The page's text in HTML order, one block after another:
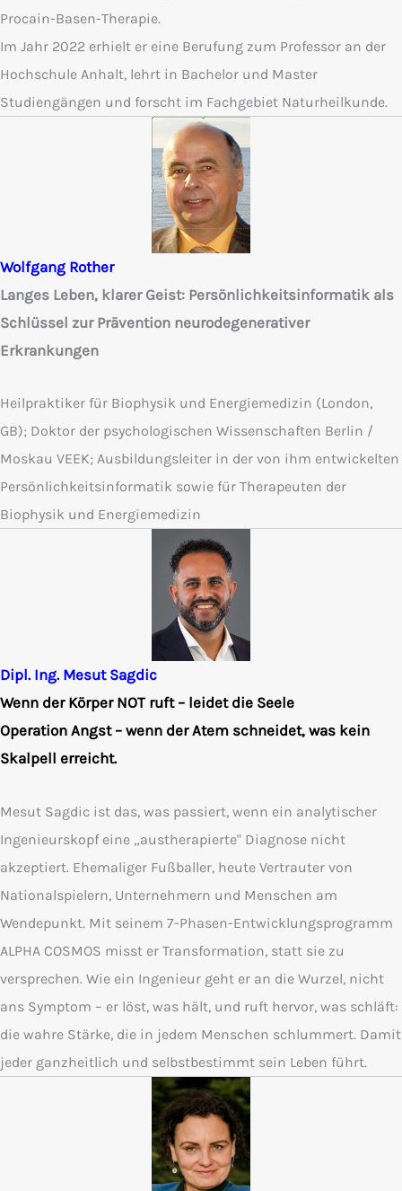
Procain-Basen-Therapie.
Im Jahr 2022 erhielt er eine Berufung zum Professor an der
Hochschule Anhalt, lehrt in Bachelor und Master
Studiengängen und forscht im Fachgebiet Naturheilkunde.
Wolfgang Rother
Langes Leben, klarer Geist: Persönlichkeitsinformatik als
Schlüssel zur Prävention neurodegenerativer
Erkrankungen
Heilpraktiker für Biophysik und Energiemedizin (London,
GB); Doktor der psychologischen Wissenschaften Berlin /
Moskau VEEK; Ausbildungsleiter in der von ihm entwickelten
Persönlichkeitsinformatik sowie für Therapeuten der
Biophysik und Energiemedizin
Dipl. Ing. Mesut Sagdic
Wenn der Körper NOT ruft – leidet die Seele
Operation Angst – wenn der Atem schneidet, was kein
Skalpell erreicht.
Mesut Sagdic ist das, was passiert, wenn ein analytischer
Ingenieurskopf eine „austherapierte" Diagnose nicht
akzeptiert. Ehemaliger Fußballer, heute Vertrauter von
Nationalspielern, Unternehmern und Menschen am
Wendepunkt. Mit seinem 7-Phasen-Entwicklungsprogramm
ALPHA COSMOS misst er Transformation, statt sie zu
versprechen. Wie ein Ingenieur geht er an die Wurzel, nicht
ans Symptom – er löst, was hält, und ruft hervor, was schläft:
die wahre Stärke, die in jedem Menschen schlummert. Damit
jeder ganzheitlich und selbstbestimmt sein Leben führt.